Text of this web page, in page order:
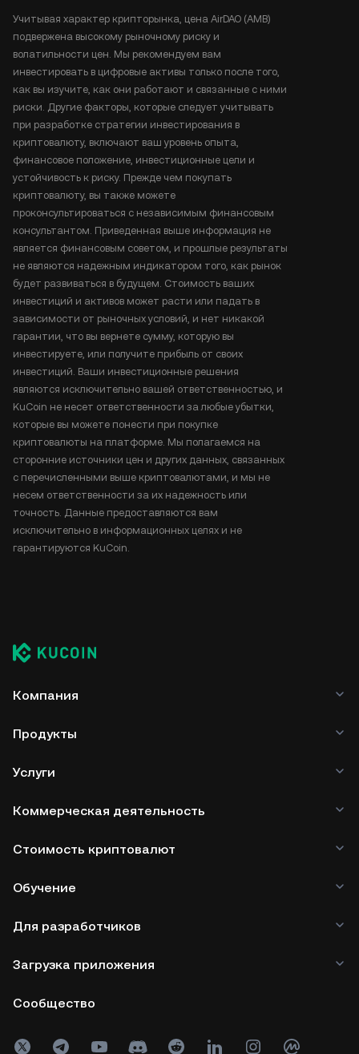
Учитывая характер крипторынка, цена AirDAO (AMB)
подвержена высокому рыночному риску и
волатильности цен. Мы рекомендуем вам
инвестировать в цифровые активы только после того,
как вы изучите, как они работают и связанные с ними
риски. Другие факторы, которые следует учитывать
при разработке стратегии инвестирования в
криптовалюту, включают ваш уровень опыта,
финансовое положение, инвестиционные цели и
устойчивость к риску. Прежде чем покупать
криптовалюту, вы также можете
проконсультироваться с независимым финансовым
консультантом. Приведенная выше информация не
является финансовым советом, и прошлые результаты
не являются надежным индикатором того, как рынок
будет развиваться в будущем. Стоимость ваших
инвестиций и активов может расти или падать в
зависимости от рыночных условий, и нет никакой
гарантии, что вы вернете сумму, которую вы
инвестируете, или получите прибыль от своих
инвестиций. Ваши инвестиционные решения
являются исключительно вашей ответственностью, и
KuCoin не несет ответственности за любые убытки,
которые вы можете понести при покупке
криптовалюты на платформе. Мы полагаемся на
сторонние источники цен и других данных, связанных
с перечисленными выше криптовалютами, и мы не
несем ответственности за их надежность или
точность. Данные предоставляются вам
исключительно в информационных целях и не
гарантируются KuCoin.
Компания
Продукты
Услуги
Коммерческая деятельность
Стоимость криптовалют
Обучение
Для разработчиков
Загрузка приложения
Сообщество